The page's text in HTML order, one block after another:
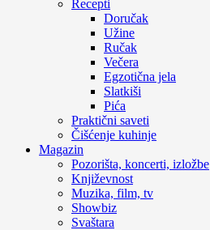
Recepti
Doručak
Užine
Ručak
Večera
Egzotična jela
Slatkiši
Pića
Praktični saveti
Čišćenje kuhinje
Magazin
Pozorišta, koncerti, izložbe
Književnost
Muzika, film, tv
Showbiz
Svaštara